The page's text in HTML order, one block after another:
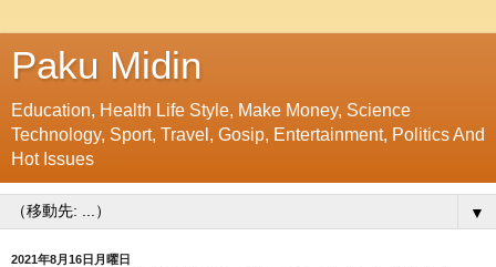
Paku Midin
Education, Health Life Style, Make Money, Science
Technology, Sport, Travel, Gosip, Entertainment, Politics And
Hot Issues
▼
2021年8月16日月曜日